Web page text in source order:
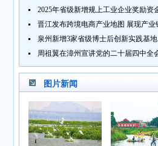
泉州新增3家省级博士后创新实践基地
图片新闻